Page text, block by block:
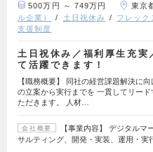
500万円 ～ 749万円 東京
ル企業）
土日祝休み フレック
支援制度
土日祝休み／福利厚生充実
て活躍できます！
【職務概要】 同社の経営課題解決に
の立案から実行までを 一貫してリー
ただきます。 人材…
会社概要
【事業内容】 デジタルマ
サルティング、開発・実装、運用・実